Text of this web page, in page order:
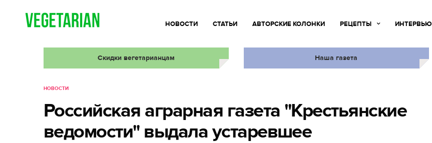
НОВОСТИ СТАТЬИ АВТОРСКИЕ КОЛОНКИ РЕЦЕПТЫ ИНТЕРВЬЮ
Скидки вегетарианцам Наша газета
НОВОСТИ
Российская аграрная газета "Крестьянские
ведомости" выдала устаревшее